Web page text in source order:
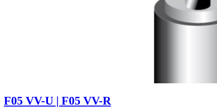
F05 VV-U | F05 VV-R